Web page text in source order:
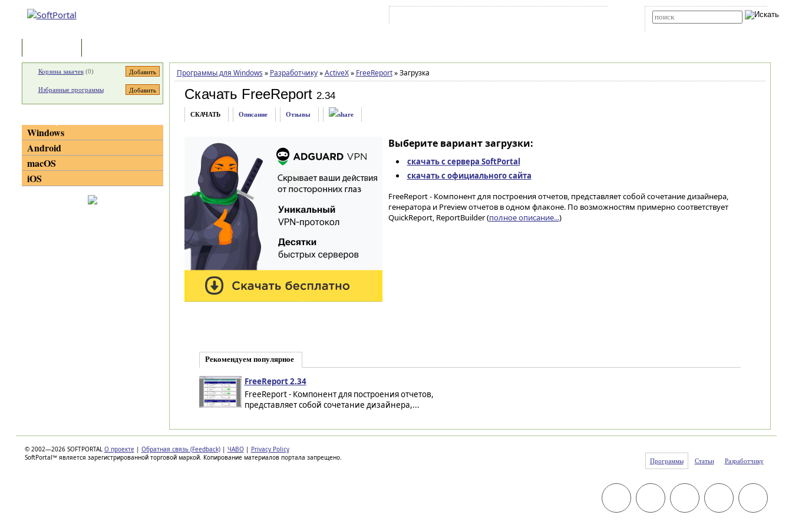
Программы для Windows » Разработчику » ActiveX » FreeReport »Загрузка
Скачать FreeReport 2.34
СКАЧАТЬ Описание Отзывы
Выберите вариант загрузки:
скачать с сервера SoftPortal
скачать с официального сайта
FreeReport - Компонент для построения отчетов, представляет собой сочетание дизайнера,
генератора и Preview отчетов в одном флаконе. По возможностям примерно соответствует
QuickReport, ReportBuilder (полное описание...)
Рекомендуем популярное
FreeReport 2.34
FreeReport - Компонент для построения отчетов,
представляет собой сочетание дизайнера,...
Корзина закачек(0)
Избранные программы
Windows
Android
macOS
iOS
© 2002—2026 SOFTPORTAL О проекте | Обратная связь (Feedback) | ЧАВО | Privacy Policy
SoftPortal™ является зарегистрированной торговой маркой. Копирование материалов портала запрещено.
Программы Статьи Разработчику